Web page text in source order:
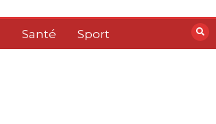
Santé Sport